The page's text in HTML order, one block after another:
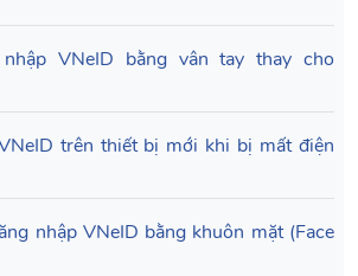
VNeID bằng vân tay thay cho
trên thiết bị mới khi bị mất điện
nhập VNeID bằng khuôn mặt (Face